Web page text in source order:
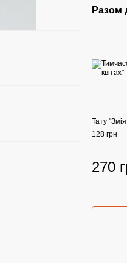
Разом
Тату "Змія
128 грн
270